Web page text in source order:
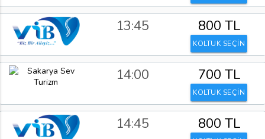
13:45 800 TL
KOLTUK SEÇİN
14:00 700 TL
KOLTUK SEÇİN
14:45 800 TL